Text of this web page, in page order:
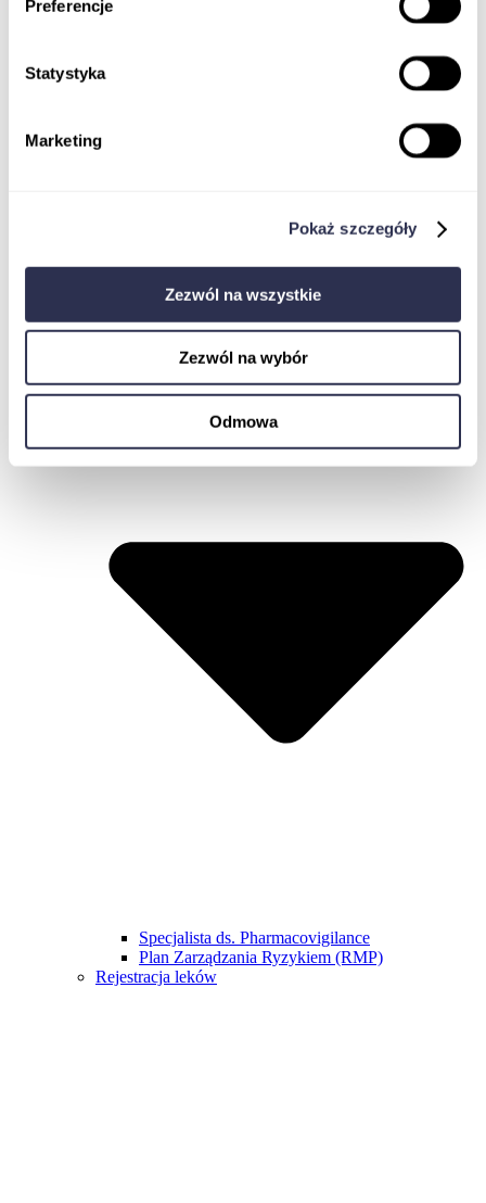
Preferencje
Statystyka
Marketing
Pokaż szczegóły
Zezwól na wszystkie
Zezwól na wybór
Odmowa
Komisja Bioetyczna w procesie rejestracji
badania klinicznego wyrobu medycznego
Pharmacovigilance
Specjalista ds. Pharmacovigilance
Plan Zarządzania Ryzykiem (RMP)
Rejestracja leków